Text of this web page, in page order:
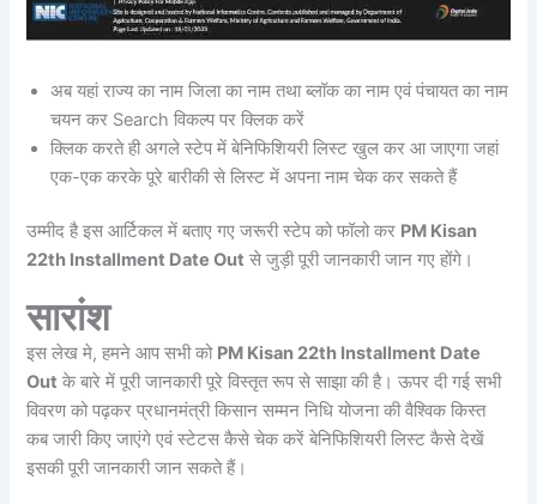
अब यहां राज्य का नाम जिला का नाम तथा ब्लॉक का नाम एवं पंचायत का नाम
चयन कर Search विकल्प पर क्लिक करें
क्लिक करते ही अगले स्टेप में बेनिफिशियरी लिस्ट खुल कर आ जाएगा जहां
एक-एक करके पूरे बारीकी से लिस्ट में अपना नाम चेक कर सकते हैं
उम्मीद है इस आर्टिकल में बताए गए जरूरी स्टेप को फॉलो कर PM Kisan
22th Installment Date Out से जुड़ी पूरी जानकारी जान गए होंगे।
सारांश
इस लेख मे, हमने आप सभी को PM Kisan 22th Installment Date
Out के बारे में पूरी जानकारी पूरे विस्तृत रूप से साझा की है। ऊपर दी गई सभी
विवरण को पढ़कर प्रधानमंत्री किसान सम्मन निधि योजना की वैश्विक किस्त
कब जारी किए जाएंगे एवं स्टेटस कैसे चेक करें बेनिफिशियरी लिस्ट कैसे देखें
इसकी पूरी जानकारी जान सकते हैं।